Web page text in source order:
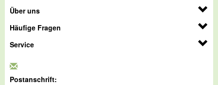
Über uns
Häufige Fragen
Service
Postanschrift: